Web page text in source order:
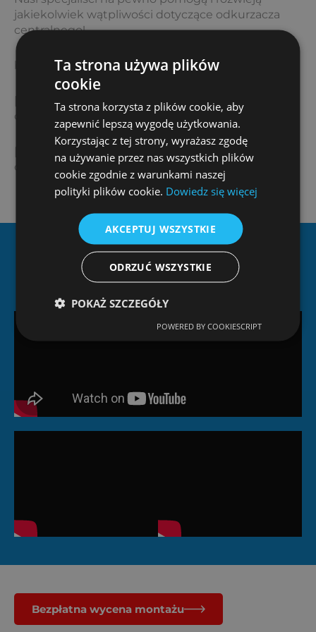
jakiekolwiek wątpliwości dotyczące odkurzacza
centralnego!
biuro@ziterm.pl
[page-generator-pro-related-links limit=”3″
orderby=”rand” order=”asc” group_id=”1696″]
[page-generator-pro-related-links limit=”3″
orderby=”rand” order=”desc” group_id=”1696″]
Dlaczego Ziterm?
Bezpłatna wycena montażu
Ta strona używa plików
cookie
Ta strona korzysta z plików cookie, aby
zapewnić lepszą wygodę użytkowania.
Korzystając z tej strony, wyrażasz zgodę
na używanie przez nas wszystkich plików
cookie zgodnie z warunkami naszej
polityki plików cookie. Dowiedz się więcej
AKCEPTUJ WSZYSTKIE
ODRZUĆ WSZYSTKIE
POKAŻ SZCZEGÓŁY
POWERED BY COOKIESCRIPT